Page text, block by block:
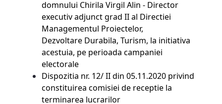
domnului Chirila Virgil Alin - Director
executiv adjunct grad II al Directiei
Managementul Proiectelor,
Dezvoltare Durabila, Turism, la initiativa
acestuia, pe perioada campaniei
electorale
Dispozitia nr. 12/ II din 05.11.2020 privind
constituirea comisiei de receptie la
terminarea lucrarilor